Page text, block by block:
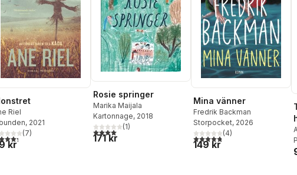
Riel
, 2021
utav 5 stjärnor. Totalt antal röster:
(7)
kr
Rosie springer
Marika Maijala
Kartonnage, 2018
4,0utav 5 stjärnor. Totalt antal röster:
(1)
171 kr
Mina vänner
Fredrik Backman
Storpocket, 2026
4,8utav 5 stjärnor. Totalt antal
(4)
149 kr